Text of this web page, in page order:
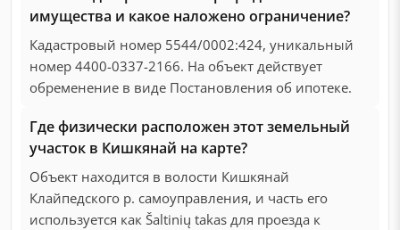
имущества и какое наложено ограничение?
Кадастровый номер 5544/0002:424, уникальный
номер 4400-0337-2166. На объект действует
обременение в виде Постановления об ипотеке.
Где физически расположен этот земельный
участок в Кишкянай на карте?
Объект находится в волости Кишкянай
Клайпедского р. самоуправления, и часть его
используется как Šaltinių takas для проезда к